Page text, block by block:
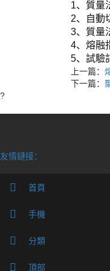
1、質量
2、自動
3、質量
4、熔融
5、試驗
上一篇：
下一篇：
?
首頁
手機
分類
頂部
友情鏈接：